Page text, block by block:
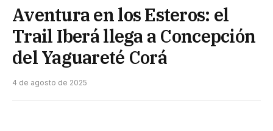
Aventura en los Esteros: el
Trail Iberá llega a Concepción
del Yaguareté Corá
4 de agosto de 2025